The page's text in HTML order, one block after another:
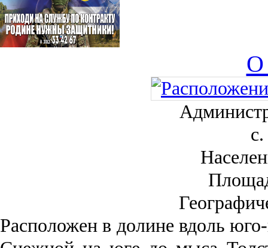
О
Рас­положен в долине вдоль